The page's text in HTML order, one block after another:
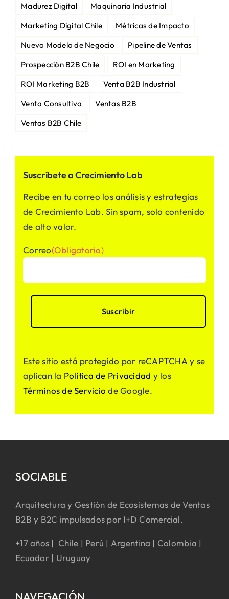
Madurez Digital
Maquinaria Industrial
Marketing Digital Chile
Métricas de Impacto
Nuevo Modelo de Negocio
Pipeline de Ventas
Prospección B2B Chile
ROI en Marketing
ROI Marketing B2B
Venta B2B Industrial
Venta Consultiva
Ventas B2B
Ventas B2B Chile
Suscríbete a Crecimiento Lab
Recibe en tu correo los análisis y estrategias
de Crecimiento Lab. Sin spam, solo contenido
de alto valor.
Correo(Obligatorio)
Este sitio está protegido por reCAPTCHA y se
aplican la Política de Privacidad y los
Términos de Servicio de Google.
SOCIABLE
Arquitectura y Gestión de Ecosistemas de Ventas
B2B y B2C impulsados por I+D Comercial.
+17 años | Chile | Perú | Argentina | Colombia |
Ecuador | Uruguay
NAVEGACIÓN